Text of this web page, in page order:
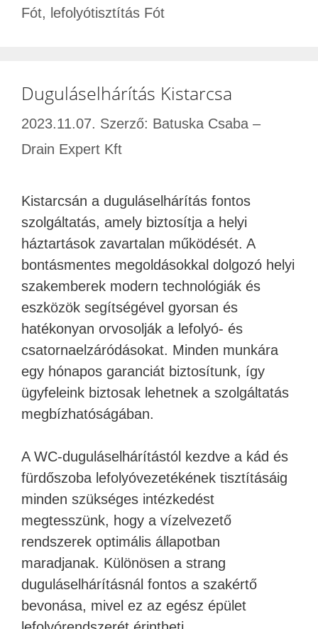
Fót, lefolyótisztítás Fót
Duguláselhárítás Kistarcsa
2023.11.07. Szerző: Batuska Csaba –
Drain Expert Kft
Kistarcsán a duguláselhárítás fontos
szolgáltatás, amely biztosítja a helyi
háztartások zavartalan működését. A
bontásmentes megoldásokkal dolgozó helyi
szakemberek modern technológiák és
eszközök segítségével gyorsan és
hatékonyan orvosolják a lefolyó- és
csatornaelzáródásokat. Minden munkára
egy hónapos garanciát biztosítunk, így
ügyfeleink biztosak lehetnek a szolgáltatás
megbízhatóságában.
A WC-duguláselhárítástól kezdve a kád és
fürdőszoba lefolyóvezetékének tisztításáig
minden szükséges intézkedést
megtesszünk, hogy a vízelvezető
rendszerek optimális állapotban
maradjanak. Különösen a strang
duguláselhárításnál fontos a szakértő
bevonása, mivel ez az egész épület